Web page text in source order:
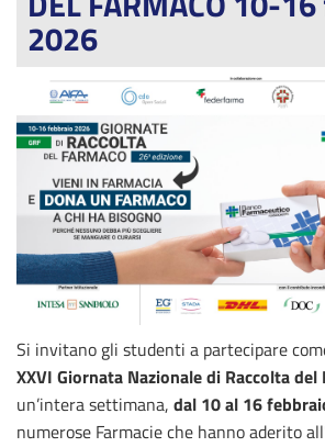
2026
Si invitano gli studenti a partecipare
XXVI Giornata Nazionale di Raccolta del
un’intera settimana, dal 10 al 16
numerose Farmacie che hanno aderito